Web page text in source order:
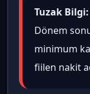
Tuzak Bilgi:
Dönem
minimum
fiilen nakit